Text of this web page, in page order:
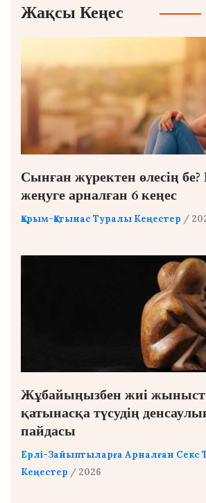
Жақсы Кеңес
Сынған жүректен өлесің
жеңуге арналған 6 кеңес
Қарым-Қатынас Туралы Кеңестер /
Жұбайыңызбен жиі
қатынасқа түсудің
пайдасы
Ерлі-Зайыптыларға Арналған Секс
Кеңестер / 2026